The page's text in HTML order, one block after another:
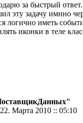
за быстрый ответ.
эту задачу имнно
логично иметь
иконки в теле
22. Марта 2010 :: 05:10